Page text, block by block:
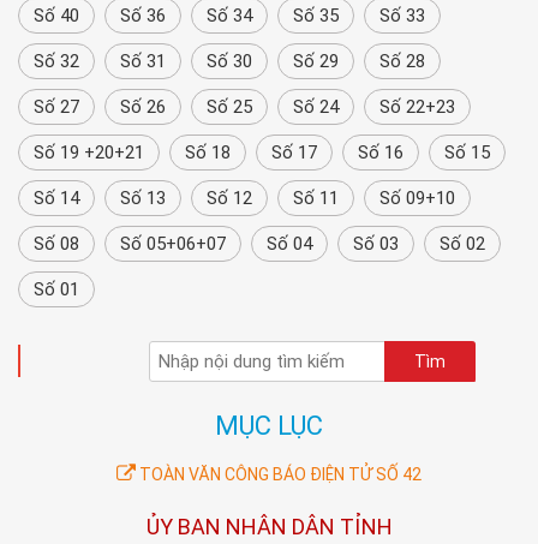
Số 40 Số 36 Số 34 Số 35 Số 33
Số 32 Số 31 Số 30 Số 29 Số 28
Số 27 Số 26 Số 25 Số 24 Số 22+23
Số 19 +20+21 Số 18 Số 17 Số 16 Số 15
Số 14 Số 13 Số 12 Số 11 Số 09+10
Số 08 Số 05+06+07 Số 04 Số 03 Số 02
Số 01
MỤC LỤC
TOÀN VĂN CÔNG BÁO ĐIỆN TỬ SỐ 42
ỦY BAN NHÂN DÂN TỈNH